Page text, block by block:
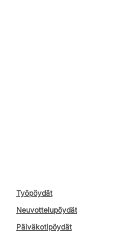
Työpöydät
Neuvottelupöydät
Päiväkotipöydät